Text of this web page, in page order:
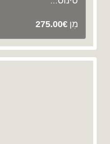
מִן
275.00€